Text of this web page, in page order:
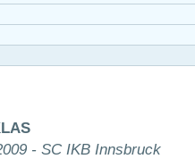
- SC IKB Innsbruck